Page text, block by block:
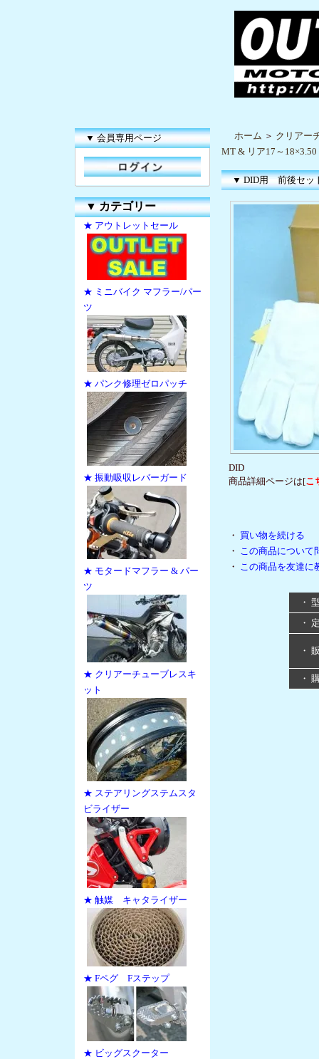
▼ 会員専用ページ
▼カテゴリー
★ アウトレットセール
★ ミニバイク マフラー/パー
ツ
★ パンク修理ゼロパッチ
★ 振動吸収レバーガード
★ モタードマフラー & パー
ツ
★ クリアーチューブレスキ
ット
★ ステアリングステムスタ
ビライザー
★ 触媒 キャタライザー
★ Fペグ Fステップ
★ ビッグスクーター
ホーム ＞ クリアー
MT & リア17～
▼ DID用 前後セッ
DID
商品詳細ページは[こ
・ 買い物を続ける
・ この商品について
・ この商品を友達に
・
・
・
・